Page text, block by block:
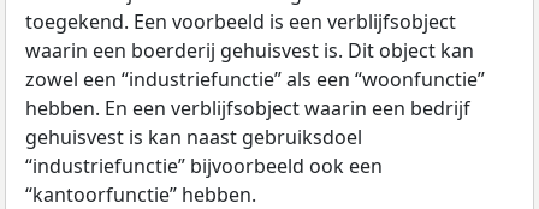
toegekend. Een voorbeeld is een verblijfsobject
waarin een boerderij gehuisvest is. Dit object kan
zowel een “industriefunctie” als een “woonfunctie”
hebben. En een verblijfsobject waarin een bedrijf
gehuisvest is kan naast gebruiksdoel
“industriefunctie” bijvoorbeeld ook een
“kantoorfunctie” hebben.